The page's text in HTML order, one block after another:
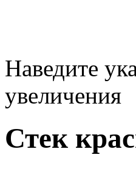
Наведите
увеличения
Стек